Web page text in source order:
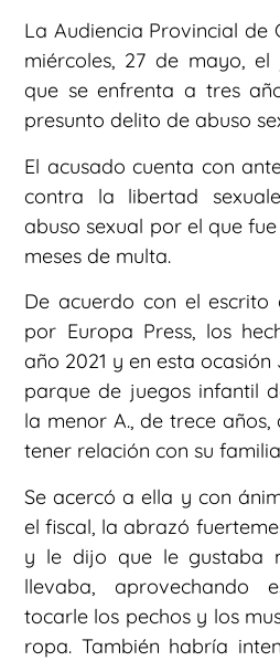
La Audiencia Provincial de
miércoles, 27 de mayo, el
que se enfrenta a tres
presunto delito de abuso
El acusado cuenta con
contra la libertad
abuso sexual por el que
meses de multa.
De acuerdo con el escrito
por Europa Press, los
año 2021 y en esta ocasión
parque de juegos infantil
la menor A., de trece
tener relación con su
Se acercó a ella y con
el fiscal, la abrazó
y le dijo que le gustaba
llevaba, aprovechando
tocarle los pechos y los
ropa. También habría